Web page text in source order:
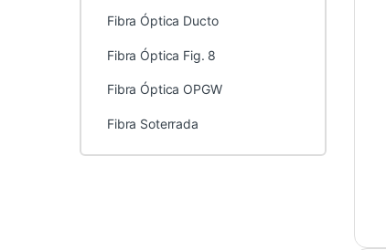
Fibra Óptica Ducto
Fibra Óptica Fig. 8
Fibra Óptica OPGW
Fibra Soterrada